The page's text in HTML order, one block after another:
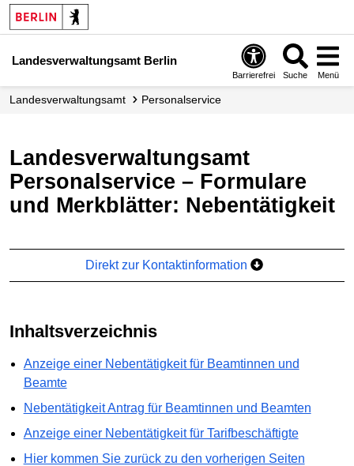
Landesverwaltungsamt Berlin
Barrierefrei Suche Menü
Landes­verwaltungsamt Personalservice
Landesverwaltungsamt
Personalservice – Formulare
und Merkblätter: Nebentätigkeit
Direkt zur Kontaktinformation
Inhaltsverzeichnis
Anzeige einer Nebentätigkeit für Beamtinnen und
Beamte
Nebentätigkeit Antrag für Beamtinnen und Beamten
Anzeige einer Nebentätigkeit für Tarifbeschäftigte
Hier kommen Sie zurück zu den vorherigen Seiten